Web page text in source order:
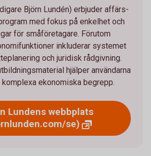
Björn Lundén) erbjuder affärs-
med fokus på enkelhet och
för småföretagare. Förutom
inkluderar systemet
och juridisk rådgivning.
hjälper användarna
ekonomiska begrepp.
Lundens webbplats
se)